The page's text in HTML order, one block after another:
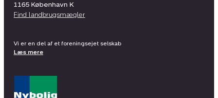
1165 København K
Find landbrugsmægler
Vi er en del af et foreningsejet selskab
Læs mere